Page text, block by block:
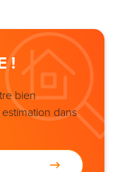
!
bien
dans